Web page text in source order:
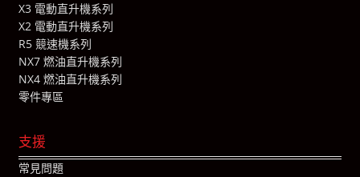
X3 電動直升機系列
X2 電動直升機系列
R5 競速機系列
NX7 燃油直升機系列
NX4 燃油直升機系列
零件專區
支援
常見問題